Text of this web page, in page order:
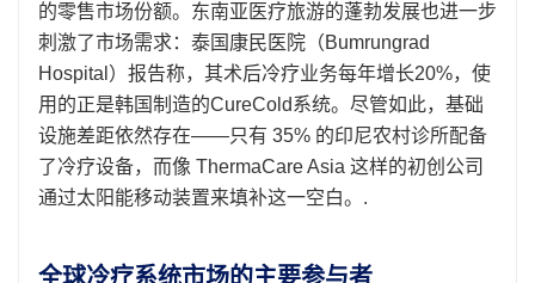
的零售市场份额。东南亚医疗旅游的蓬勃发展也进一步
刺激了市场需求：泰国康民医院（Bumrungrad
Hospital）报告称，其术后冷疗业务每年增长20%，使
用的正是韩国制造的CureCold系统。尽管如此，基础
设施差距依然存在——只有 35% 的印尼农村诊所配备
了冷疗设备，而像 ThermaCare Asia 这样的初创公司
通过太阳能移动装置来填补这一空白。.
全球冷疗系统市场的主要参与者